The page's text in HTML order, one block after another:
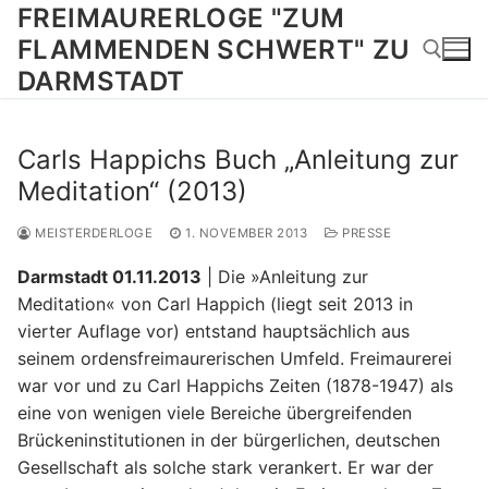
Zum
Inhalt
springen
FREIMAURERLOGE "ZUM
FLAMMENDEN SCHWERT" ZU
DARMSTADT
Carls Happichs Buch „Anleitung zur
Meditation“ (2013)
MEISTERDERLOGE 1. NOVEMBER 2013 PRESSE
Darmstadt 01.11.2013 | Die »Anleitung zur
Meditation« von Carl Happich (liegt seit 2013 in
vierter Auflage vor) entstand hauptsächlich aus
seinem ordensfreimaurerischen Umfeld. Freimaurerei
war vor und zu Carl Happichs Zeiten (1878-1947) als
eine von wenigen viele Bereiche übergreifenden
Brückeninstitutionen in der bürgerlichen, deutschen
Gesellschaft als solche stark verankert. Er war der